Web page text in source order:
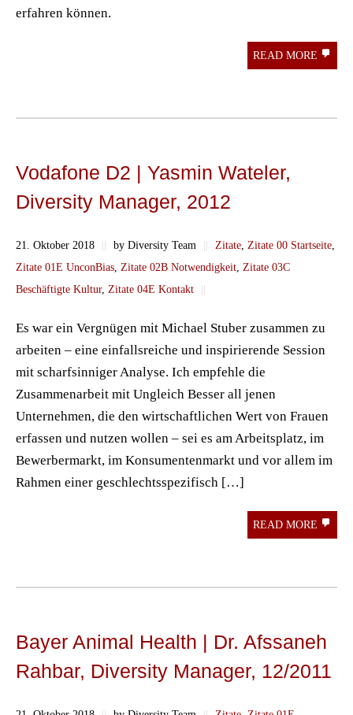
erfahren können.
READ MORE
Vodafone D2 | Yasmin Wateler,
Diversity Manager, 2012
21. Oktober 2018 || by Diversity Team || Zitate Zitate 00 Startseite
Zitate 01E UnconBias Zitate 02B Notwendigkeit Zitate 03C
Beschäftigte Kultur, Zitate 04E Kontakt ||
Es war ein Vergnügen mit Michael Stuber zusammen zu
arbeiten – eine einfallsreiche und inspirierende Session
mit scharfsinniger Analyse. Ich empfehle die
Zusammenarbeit mit Ungleich Besser all jenen
Unternehmen, die den wirtschaftlichen Wert von Frauen
erfassen und nutzen wollen – sei es am Arbeitsplatz, im
Bewerbermarkt, im Konsumentenmarkt und vor allem im
Rahmen einer geschlechtsspezifisch […]
READ MORE
Bayer Animal Health | Dr. Afssaneh
Rahbar, Diversity Manager, 12/2011